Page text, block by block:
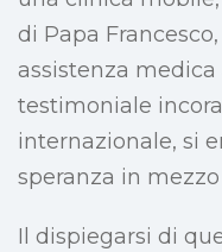
di Papa
assistenza
testimoniale
internazionale, si
speranza in
Il dispiegarsi di